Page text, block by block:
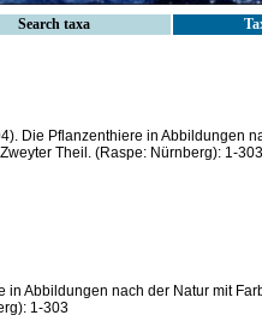
Search taxa
Die Pflanzenthiere in Abbildungen
Theil. (Raspe: Nürnberg): 1-
in Abbildungen nach der Natur mit
1-303